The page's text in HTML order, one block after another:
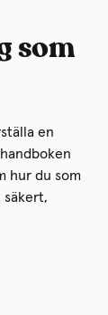
som
en
hur du som
säkert,